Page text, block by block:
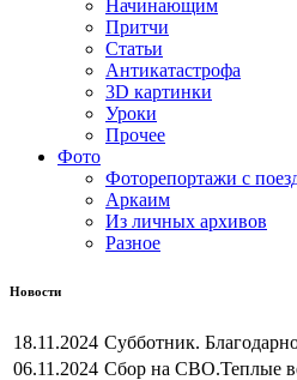
Начинающим
Притчи
Статьи
Антикатастрофа
3D картинки
Уроки
Прочее
Фото
Фоторепортажи с
Аркаим
Из личных архивов
Разное
Новости
18.11.2024 Субботник.
06.11.2024 Сбор на СВО.Теплые